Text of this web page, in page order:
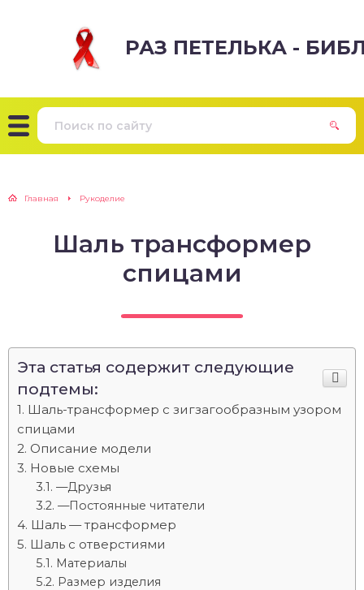
РАЗ ПЕТЕЛЬКА -
Главная Рукоделие
Шаль трансформер
спицами
Эта статья содержит следующие
подтемы:
Шаль-трансформер с зигзагообразным узором
спицами
Описание модели
Новые схемы
—Друзья
—Постоянные читатели
Шаль — трансформер
Шаль с отверстиями
Материалы
Размер изделия